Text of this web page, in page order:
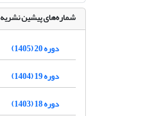
شماره‌های پیشین نشریه
دوره 20 (1405)
دوره 19 (1404)
دوره 18 (1403)